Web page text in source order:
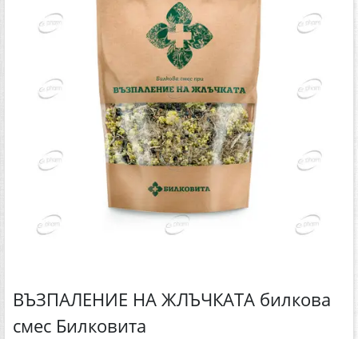
ВЪЗПАЛЕНИЕ НА ЖЛЪЧКАТА билкова
смес Билковита